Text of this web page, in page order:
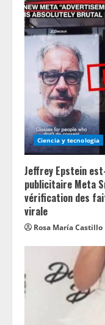
Ciencia y tecnologia
Jeffrey Epstein
publicitaire Meta
vérification des
virale
Rosa María Castillo